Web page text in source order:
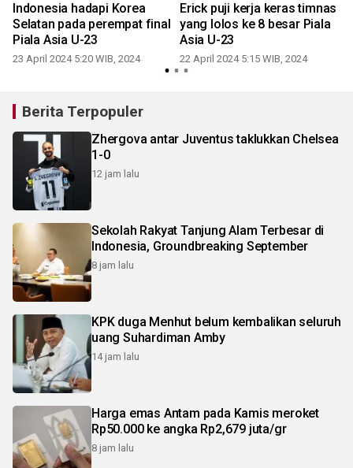
Indonesia hadapi Korea
Selatan pada perempat final
Piala Asia U-23
23 April 2024 5:20 WIB, 2024
Erick puji kerja keras timnas
yang lolos ke 8 besar Piala
Asia U-23
22 April 2024 5:15 WIB, 2024
Berita Terpopuler
Zhergova antar Juventus taklukkan Chelsea
1-0
12 jam lalu
Sekolah Rakyat Tanjung Alam Terbesar di
Indonesia, Groundbreaking September
8 jam lalu
KPK duga Menhut belum kembalikan seluruh
uang Suhardiman Amby
14 jam lalu
Harga emas Antam pada Kamis meroket
Rp50.000 ke angka Rp2,679 juta/gr
8 jam lalu